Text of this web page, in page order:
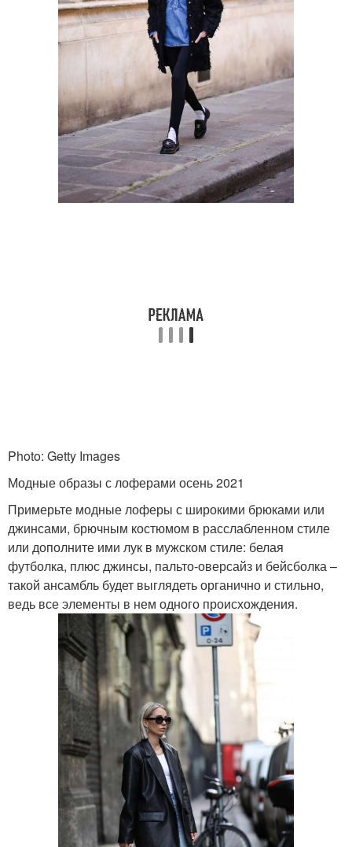
Photo: Getty Images
Модные образы с лоферами осень 2021
Примерьте модные лоферы с широкими брюками или
джинсами, брючным костюмом в расслабленном стиле
или дополните ими лук в мужском стиле: белая
футболка, плюс джинсы, пальто-оверсайз и бейсболка –
такой ансамбль будет выглядеть органично и стильно,
ведь все элементы в нем одного происхождения.